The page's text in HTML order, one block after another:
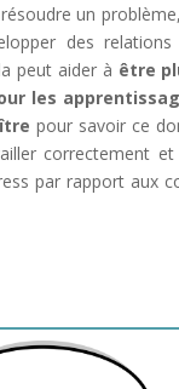
un
des relations
peut aider à être
les
pour savoir ce
correctement
par rapport aux